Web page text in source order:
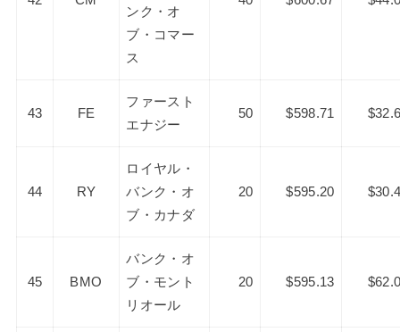
ンク・オ
ブ・コマー
ス
43 FE
ファースト
エナジー
50 $598.71
44 RY
ロイヤル・
バンク・オ
ブ・カナダ
20 $595.20
45 BMO
バンク・オ
ブ・モント
リオール
20 $595.13